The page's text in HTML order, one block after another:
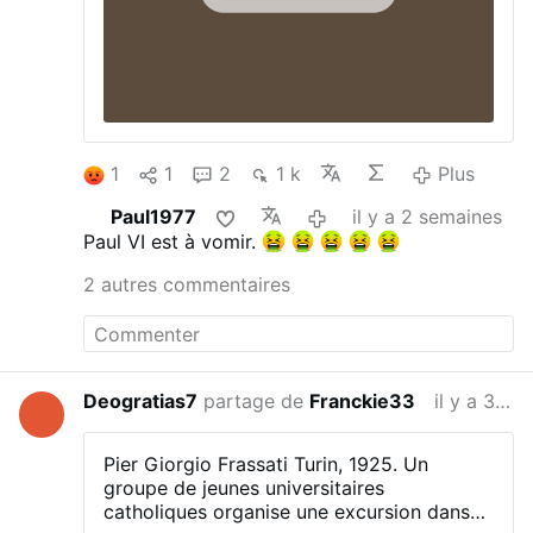
patriarche orthodoxe, le premier pape à
inauguré par son prédécesseur. Par son
rappelé les hommes à la justice sociale
dans un monde en pleine mutation. A ces
mêmes hommes, il a rappelé l’exigence …
Plus
1 1 2 1 k
Plus
Paul1977
il y a 2 semaines
Paul VI est à vomir.
2 autres commentaires
Deogratias7 partage de Franckie33 il y a 3 semaines
Pier Giorgio Frassati Turin, 1925. Un
groupe de jeunes universitaires
catholiques organise une excursion dans